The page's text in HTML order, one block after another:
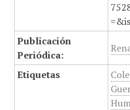
Publicación
Periódica:
Etiquetas